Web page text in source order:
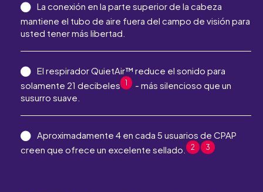
La conexión en la parte superior de la cabeza
mantiene el tubo de aire fuera del campo de visión para
usted tener más libertad.
El respirador QuietAir™ reduce el sonido para
solamente 21 decibeles 1
- más silencioso que un
susurro suave.
Aproximadamente 4 en cada 5 usuarios de CPAP
creen que ofrece un excelente sellado.
2 3